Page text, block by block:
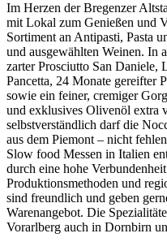
Im Herzen der Bregenzer
mit Lokal zum Genießen und
Sortiment an Antipasti, Pasta
und ausgewählten Weinen. In
zarter Prosciutto San Daniele,
Pancetta, 24 Monate gereifter
sowie ein feiner, cremiger
und exklusives Olivenöl extra
selbstverständlich darf die
aus dem Piemont – nicht
Slow food Messen in Italien
durch eine hohe
Produktionsmethoden und
sind freundlich und geben
Warenangebot. Die
Vorarlberg auch in Dornbirn